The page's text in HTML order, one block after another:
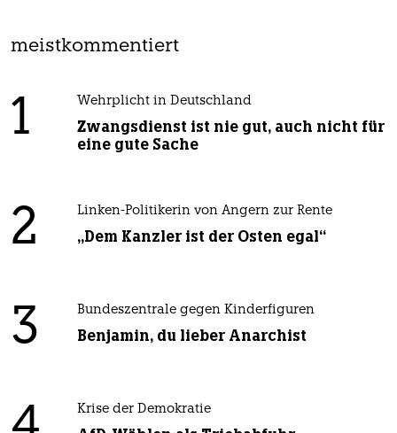
meistkommentiert
1 Wehrplicht in Deutschland
Zwangsdienst ist nie gut, auch nicht für
eine gute Sache
2 Linken-Politikerin von Angern zur Rente
„Dem Kanzler ist der Osten egal“
3 Bundeszentrale gegen Kinderfiguren
Benjamin, du lieber Anarchist
Krise der Demokratie